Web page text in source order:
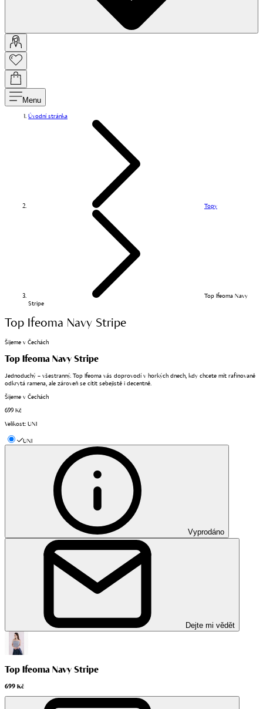
Menu
Úvodní stránka
Topy
Top Ifeoma Navy
Stripe
Top Ifeoma Navy Stripe
Šijeme v Čechách
Top Ifeoma Navy Stripe
Jednoduchý – všestranný. Top Ifeoma vás doprovodí v horkých dnech, kdy chcete mít rafinovaně
odkrytá ramena, ale zároveň se cítit sebejistě i decentně.
Šijeme v Čechách
699 Kč
Velikost: UNI
UNI
Vyprodáno
Dejte mi vědět
Top Ifeoma Navy Stripe
699 Kč